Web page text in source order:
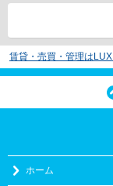
賃貸・売買・管理はLUX
ホーム